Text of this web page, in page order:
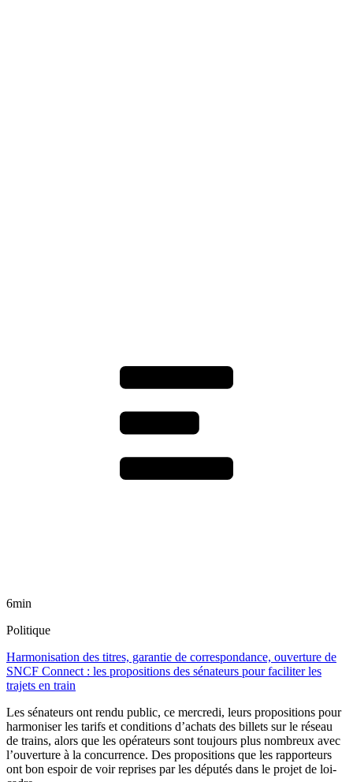
6min
Politique
Harmonisation des titres, garantie de correspondance, ouverture de
SNCF Connect : les propositions des sénateurs pour faciliter les
trajets en train
Les sénateurs ont rendu public, ce mercredi, leurs propositions pour
harmoniser les tarifs et conditions d’achats des billets sur le réseau
de trains, alors que les opérateurs sont toujours plus nombreux avec
l’ouverture à la concurrence. Des propositions que les rapporteurs
ont bon espoir de voir reprises par les députés dans le projet de loi-